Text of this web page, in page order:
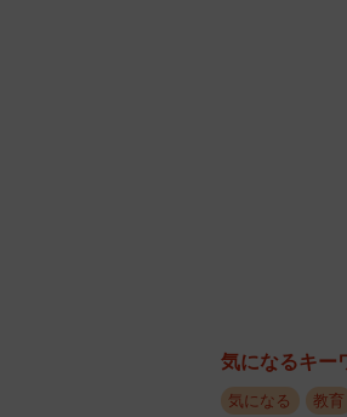
気になるキー
気になる 教育